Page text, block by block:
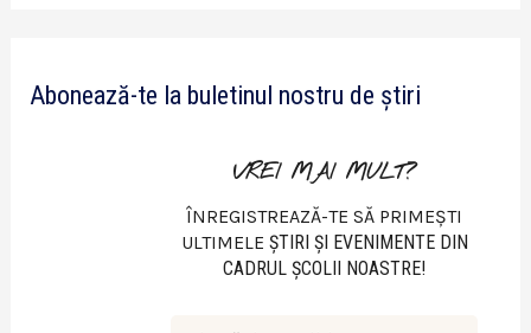
o
Abonează-te la buletinul nostru de știri
VREI MAI MULT?
ÎNREGISTREAZĂ-TE SĂ PRIMEȘTI
ULTIMELE ŞTIRI ŞI EVENIMENTE DIN
CADRUL ŞCOLII NOASTRE!